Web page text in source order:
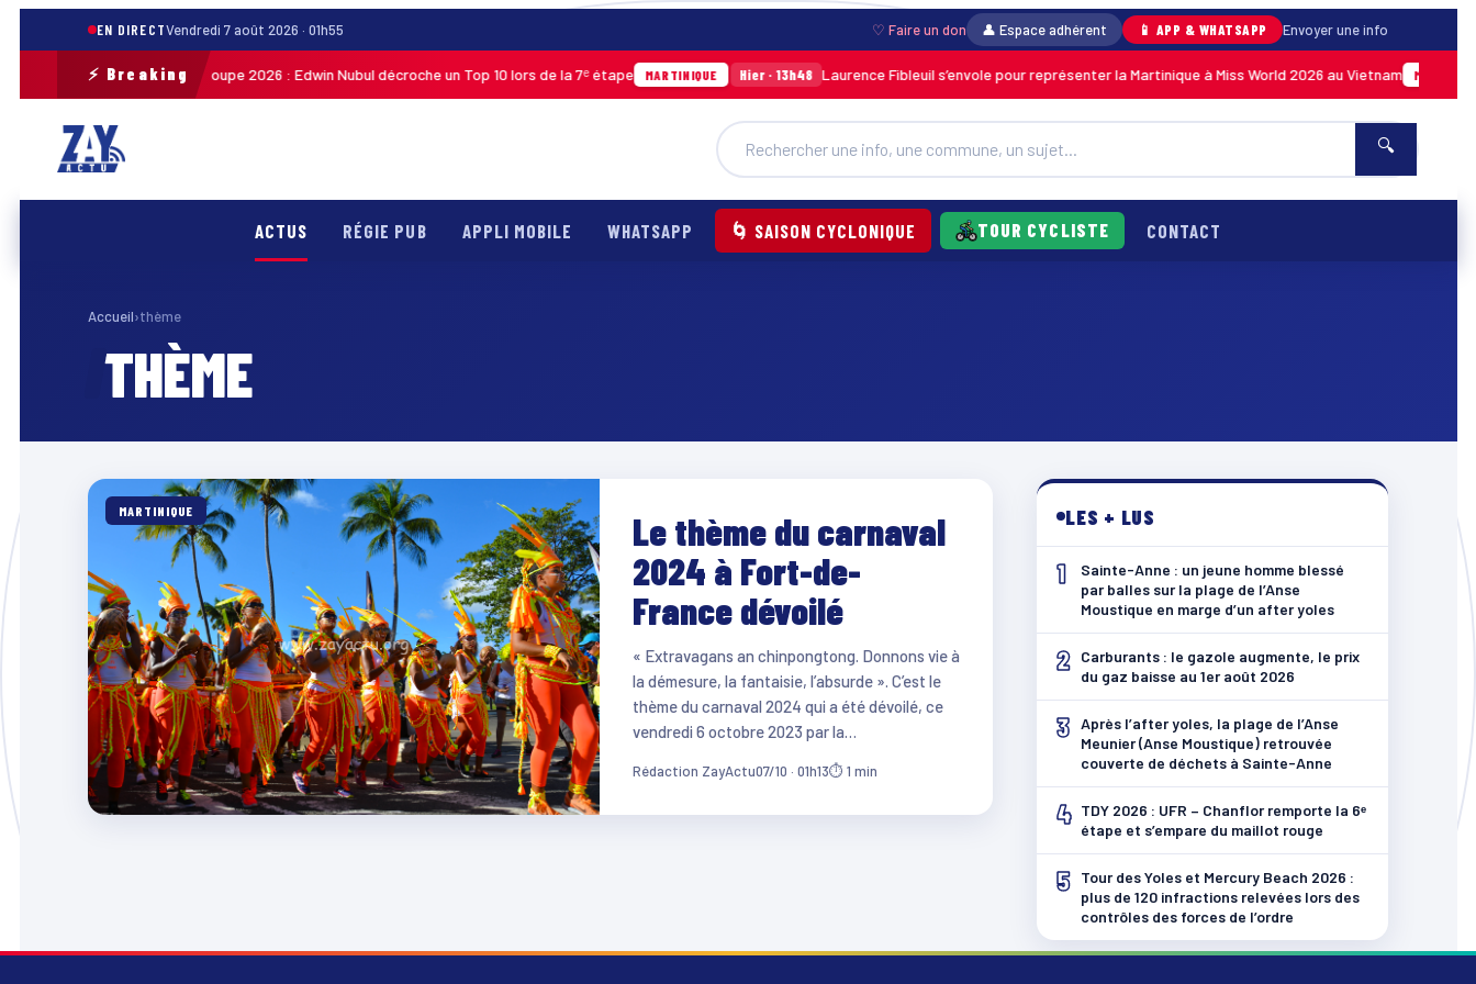
EN DIRECTVendredi 7 août 2026 · 01h55 ♡ Faire un don 👤 Espace adhérent 📱 APP & WHATSAPP Envoyer une info
⚡ Breaking
Tour cycliste de Guadeloupe 2026 : Edwin Nubul décroche un Top 10 lors de la 7ᵉ étape MARTINIQUE Hier · 13h48 Laurence Fibleuil s’envole pour représenter la Martinique à Miss World 2026 au Vietnam MARTINIQUE
🔍
ACTUS RÉGIE PUB APPLI MOBILE WHATSAPP 🌀 SAISON CYCLONIQUE TOUR CYCLISTE CONTACT
Accueil›thème
THÈME
MARTINIQUE
Le thème du carnaval
2024 à Fort-de-
France dévoilé
« Extravagans an chinpongtong. Donnons vie à
la démesure, la fantaisie, l’absurde ». C’est le
thème du carnaval 2024 qui a été dévoilé, ce
vendredi 6 octobre 2023 par la…
Rédaction ZayActu07/10 · 01h13⏱ 1 min
LES + LUS
1
Sainte-Anne : un jeune homme blessé
par balles sur la plage de l’Anse
Moustique en marge d’un after yoles
2
Carburants : le gazole augmente, le prix
du gaz baisse au 1er août 2026
3 Après l’after yoles, la plage de l’Anse
Meunier (Anse Moustique) retrouvée
couverte de déchets à Sainte-Anne
4 TDY 2026 : UFR – Chanflor remporte la 6ᵉ
étape et s’empare du maillot rouge
5
Tour des Yoles et Mercury Beach 2026 :
plus de 120 infractions relevées lors des
contrôles des forces de l’ordre